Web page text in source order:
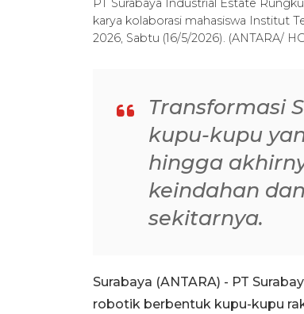
PT Surabaya Industrial Estate
karya kolaborasi mahasiswa Institut
2026, Sabtu (16/5/2026). (ANTARA/
Transformasi
kupu-kupu
hingga
keindahan
sekitarnya.
Surabaya (ANTARA) - PT
robotik berbentuk kupu-kupu